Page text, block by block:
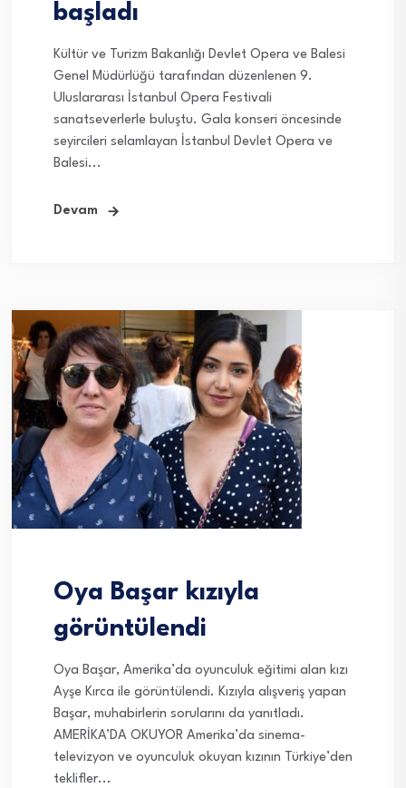
başladı
Kültür ve Turizm Bakanlığı Devlet Opera ve Balesi
Genel Müdürlüğü tarafından düzenlenen 9.
Uluslararası İstanbul Opera Festivali
sanatseverlerle buluştu. Gala konseri öncesinde
seyircileri selamlayan İstanbul Devlet Opera ve
Balesi...
Devam
Oya Başar kızıyla
görüntülendi
Oya Başar, Amerika’da oyunculuk eğitimi alan kızı
Ayşe Kırca ile görüntülendi. Kızıyla alışveriş yapan
Başar, muhabirlerin sorularını da yanıtladı.
AMERİKA’DA OKUYOR Amerika’da sinema-
televizyon ve oyunculuk okuyan kızının Türkiye’den
teklifler...